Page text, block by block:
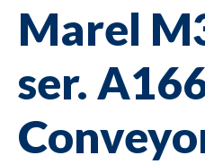
Marel
ser.